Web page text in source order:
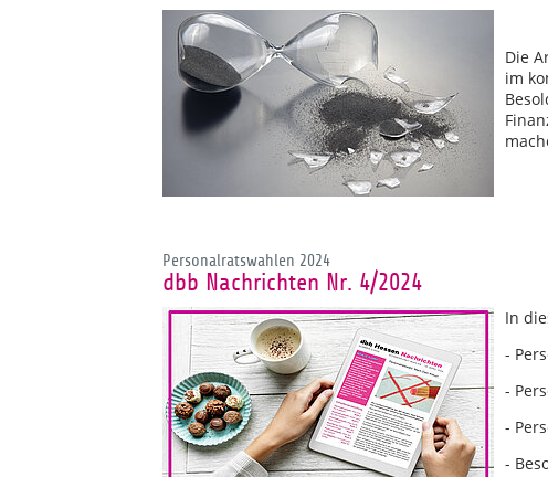
Die
im
Personalratswahlen 2024
dbb Nachrichten Nr. 4/2024
In
-
-
-
-